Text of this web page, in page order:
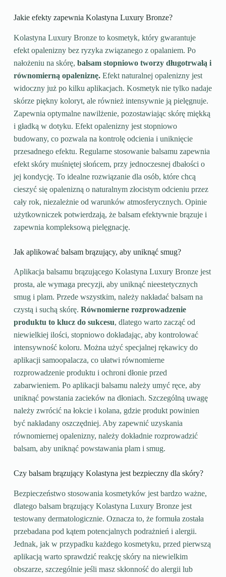
Jakie efekty zapewnia Kolastyna Luxury Bronze?
Kolastyna Luxury Bronze to kosmetyk, który gwarantuje
efekt opalenizny bez ryzyka związanego z opalaniem. Po
nałożeniu na skórę, balsam stopniowo tworzy długotrwałą i
równomierną opaleniznę.Efekt naturalnej opalenizny jest
widoczny już po kilku aplikacjach. Kosmetyk nie tylko nadaje
skórze piękny koloryt, ale również intensywnie ją pielęgnuje.
Zapewnia optymalne nawilżenie, pozostawiając skórę miękką
i gładką w dotyku. Efekt opalenizny jest stopniowo
budowany, co pozwala na kontrolę odcienia i uniknięcie
przesadnego efektu. Regularne stosowanie balsamu zapewnia
efekt skóry muśniętej słońcem, przy jednoczesnej dbałości o
jej kondycję. To idealne rozwiązanie dla osób, które chcą
cieszyć się opalenizną o naturalnym złocistym odcieniu przez
cały rok, niezależnie od warunków atmosferycznych. Opinie
użytkowniczek potwierdzają, że balsam efektywnie brązuje i
zapewnia kompleksową pielęgnację.
Jak aplikować balsam brązujący, aby uniknąć smug?
Aplikacja balsamu brązującego Kolastyna Luxury Bronze jest
prosta, ale wymaga precyzji, aby uniknąć nieestetycznych
smug i plam. Przede wszystkim, należy nakładać balsam na
czystą i suchą skórę. Równomierne rozprowadzenie
produktu to klucz do sukcesu, dlatego warto zacząć od
niewielkiej ilości, stopniowo dokładając, aby kontrolować
intensywność koloru. Można użyć specjalnej rękawicy do
aplikacji samoopalacza, co ułatwi równomierne
rozprowadzenie produktu i ochroni dłonie przed
zabarwieniem. Po aplikacji balsamu należy umyć ręce, aby
uniknąć powstania zacieków na dłoniach. Szczególną uwagę
należy zwrócić na łokcie i kolana, gdzie produkt powinien
być nakładany oszczędniej. Aby zapewnić uzyskania
równomiernej opalenizny, należy dokładnie rozprowadzić
balsam, aby uniknąć powstawania plam i smug.
Czy balsam brązujący Kolastyna jest bezpieczny dla skóry?
Bezpieczeństwo stosowania kosmetyków jest bardzo ważne,
dlatego balsam brązujący Kolastyna Luxury Bronze jest
testowany dermatologicznie. Oznacza to, że formuła została
przebadana pod kątem potencjalnych podrażnień i alergii.
Jednak, jak w przypadku każdego kosmetyku, przed pierwszą
aplikacją warto sprawdzić reakcję skóry na niewielkim
obszarze, szczególnie jeśli masz skłonność do alergii lub